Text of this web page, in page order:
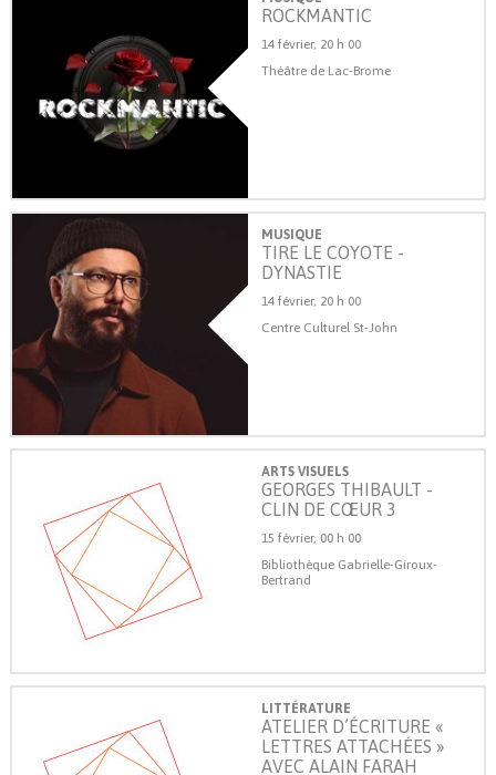
ROCKMANTIC
14 février, 20 h 00
Théâtre de Lac-Brome
MUSIQUE
TIRE LE COYOTE -
DYNASTIE
14 février, 20 h 00
Centre Culturel St-John
ARTS VISUELS
GEORGES THIBAULT -
CLIN DE CŒUR 3
15 février, 00 h 00
Bibliothèque Gabrielle-Giroux-
Bertrand
LITTÉRATURE
ATELIER D’ÉCRITURE «
LETTRES ATTACHÉES »
AVEC ALAIN FARAH